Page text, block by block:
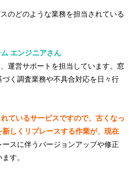
のどのような業務を担当されている
エンジニアさん
運営サポートを担当しています。窓
く調査業務や不具合対応を日々行
ているサービスですので、古くなっ
しく リプレースする作業が、現在
ースに伴うバージョンアップや修正
す。